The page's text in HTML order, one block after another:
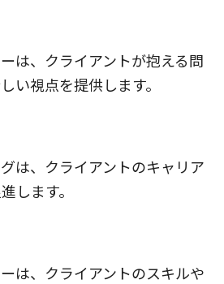
は、クライアントが抱える問
い視点を提供します。
は、クライアントのキャリア
します。
は、クライアントのスキルや